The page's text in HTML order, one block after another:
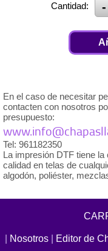
Cantidad:
En el caso de necesitar
contacten con nosotros
presupuesto:
Tel: 961182350
La impresión DTF tiene
calidad en telas de
algodón, poliéster,
Nosotros Editor de